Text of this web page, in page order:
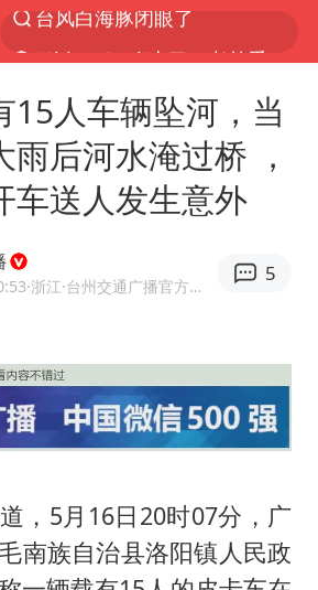
浙江台州《告全体市民书》
以媒：穆杰塔巴被紧急送医情况危急
多所高校取消艺考
网约车司机充电时猝死保险拒赔
店主称换“青海拉面”招牌后生意更好
22岁女生独闯南太行失联12天
今年第二强台风将带来多大影响
微信新功能：你可以“撤回”你的撤回
上半年国内居民出游人次34.63亿
15人车辆坠河，当
后河水淹过桥 ，
车送人发生意外
·浙江 ·台州交通广播官方网易号
5
，5月16日20时07分，广
南族自治县洛阳镇人民政